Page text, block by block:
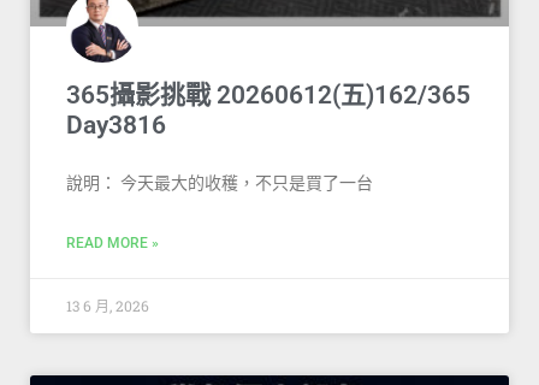
365攝影挑戰 20260612(五)162/365
Day3816
說明： 今天最大的收穫，不只是買了一台
READ MORE »
13 6 月, 2026